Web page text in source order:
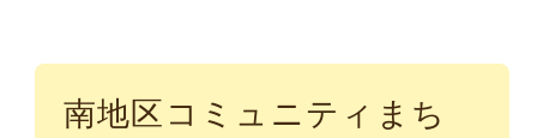
南地区コミュニティまち